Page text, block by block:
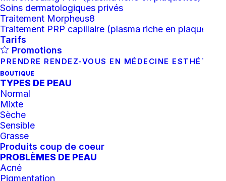
Soins dermatologiques privés
Traitement Morpheus8
Traitement PRP capillaire (plasma riche en plaquettes)
Tarifs
Promotions
PRENDRE RENDEZ-VOUS EN MÉDECINE
BOUTIQUE
TYPES DE PEAU
Normal
Mixte
Sèche
Sensible
Grasse
Produits coup de coeur
PROBLÈMES DE PEAU
Acné
Pigmentation
et s’appliquent à votre utilisation ou recours au
site maintenu par Clinique Skinpure (le “site”). En
accédant au site ou en y navigant, vous déclarez
avoir lu et compris les conditions générales
d’utilisation et déclarez être liés par ces
conditions. Veuillez noter que nous pouvons
modifier les conditions d’utilisation à tout
moment et sans préavis. Votre utilisation
continue du site sera considérée comme votre
acceptation des conditions générales révisées.
1. PROPRIÉTÉ INTELLECTUELLE
Toute propriété intellectuelle sur le site est
possédée par nous ou nos concédants et inclut
tout élément protégé par droits d’auteur, marque